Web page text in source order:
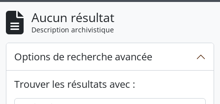
Aucun résultat
Description archivistique
Options de recherche avancée
Trouver les résultats avec :